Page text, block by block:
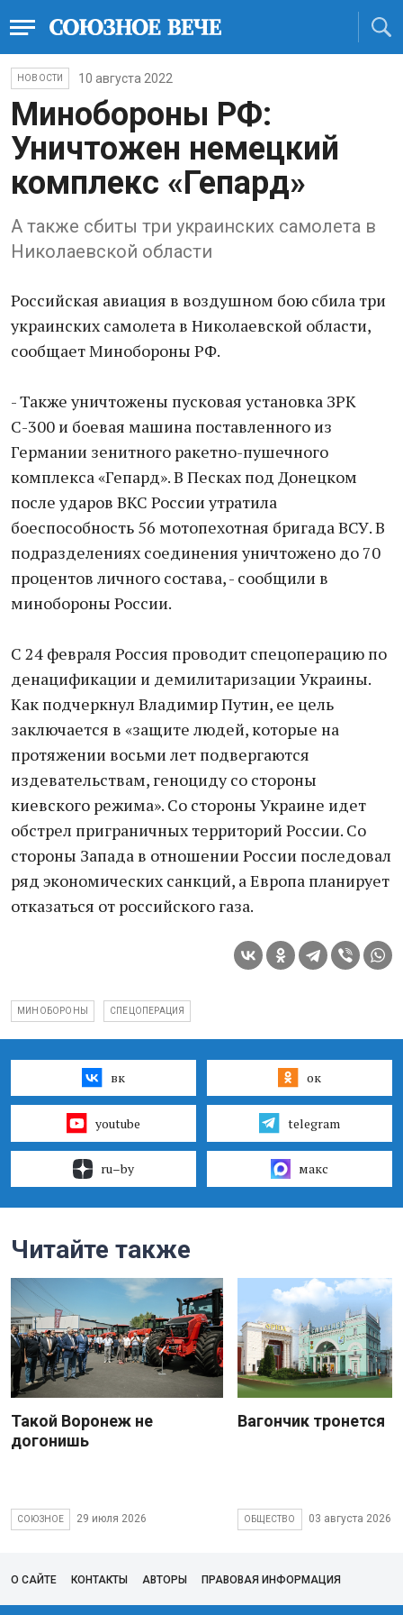
НОВОСТИ 10 августа 2022
Минобороны РФ:
Уничтожен немецкий
комплекс «Гепард»
А также сбиты три украинских самолета в
Николаевской области
Российская авиация в воздушном бою сбила три
украинских самолета в Николаевской области,
сообщает Минобороны РФ.
- Также уничтожены пусковая установка ЗРК
С-300 и боевая машина поставленного из
Германии зенитного ракетно-пушечного
комплекса «Гепард». В Песках под Донецком
после ударов ВКС России утратила
боеспособность 56 мотопехотная бригада ВСУ. В
подразделениях соединения уничтожено до 70
процентов личного состава, - сообщили в
минобороны России.
С 24 февраля Россия проводит спецоперацию по
денацификации и демилитаризации Украины.
Как подчеркнул Владимир Путин, ее цель
заключается в «защите людей, которые на
протяжении восьми лет подвергаются
издевательствам, геноциду со стороны
киевского режима». Со стороны Украине идет
обстрел приграничных территорий России. Со
стороны Запада в отношении России последовал
ряд экономических санкций, а Европа планирует
отказаться от российского газа.
МИНОБОРОНЫ СПЕЦОПЕРАЦИЯ
вк ок
youtube telegram
ru–by макс
Читайте также
Такой Воронеж не
догонишь
СОЮЗНОЕ 29 июля 2026
Вагончик тронется
ОБЩЕСТВО 03 августа 2026
О САЙТЕ КОНТАКТЫ АВТОРЫ ПРАВОВАЯ ИНФОРМАЦИЯ